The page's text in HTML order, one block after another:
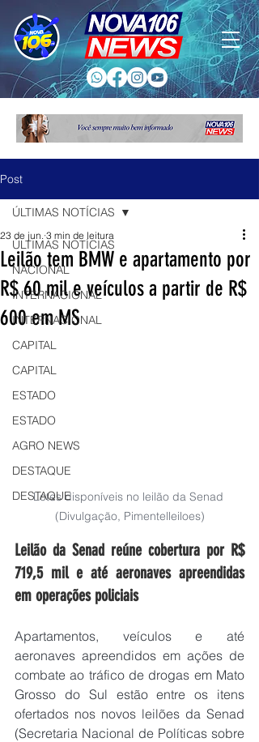
Post
ÚLTIMAS NOTÍCIAS
NACIONAL
INTERNACIONAL
INTERNACIONAL
CAPITAL
CAPITAL
ESTADO
ESTADO
AGRO NEWS
DESTAQUE
DESTAQUE
ÚLTIMAS NOTÍCIAS
Leilão tem BMW e apartamento por
R$ 60 mil e veículos a partir de R$
600 em MS
23 de jun. 3 min de leitura
Lotes disponíveis no leilão da Senad
(Divulgação, Pimentelleiloes)
Leilão da Senad reúne cobertura por R$
719,5 mil e até aeronaves apreendidas
em operações policiais
Apartamentos, veículos e até
aeronaves apreendidos em ações de
combate ao tráfico de drogas em Mato
Grosso do Sul estão entre os itens
ofertados nos novos leilões da Senad
(Secretaria Nacional de Políticas sobre